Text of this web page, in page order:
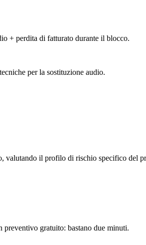
+ perdita di fatturato durante il blocco.
per la sostituzione audio.
valutando il profilo di rischio specifico del
preventivo gratuito: bastano due minuti.